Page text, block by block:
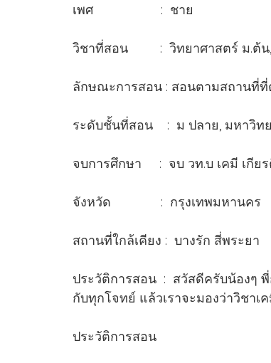
เพศ : ชาย
วิชาที่สอน : วิทยาศาสตร์ ม.ต้
ลักษณะการสอน : สอนตามสถานที่ที่
ระดับชั้นที่สอน : ม ปลาย, มหาวิท
จบการศึกษา : จบ วท.บ เคมี เกีย
จังหวัด : กรุงเทพมหานคร
สถานที่ใกล้เคียง : บางรัก สี่พระยา
ประวัติการสอน : สวัสดีครับน้องๆ พี่
กับทุกโจทย์ แล้วเราจะมองว่าวิชาเ
ประวัติการสอน